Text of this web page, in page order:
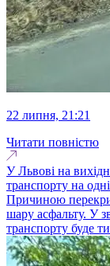
22 липня, 21:21
Читати повністю
У Львові на
транспорту на
Причиною
шару асфальту. У
транспорту буде